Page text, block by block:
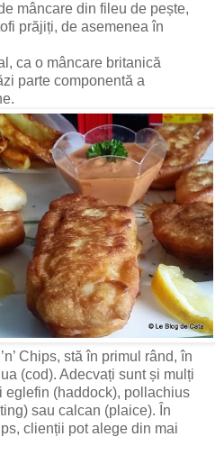
mâncare din fileu de pește,
prăjiți, de asemenea în
ca o mâncare britanică
parte componentă a
Chips, stă în primul rând, în
(cod). Adecvați sunt și mulți
eglefin (haddock), pollachius
sau calcan (plaice). În
clienții pot alege din mai